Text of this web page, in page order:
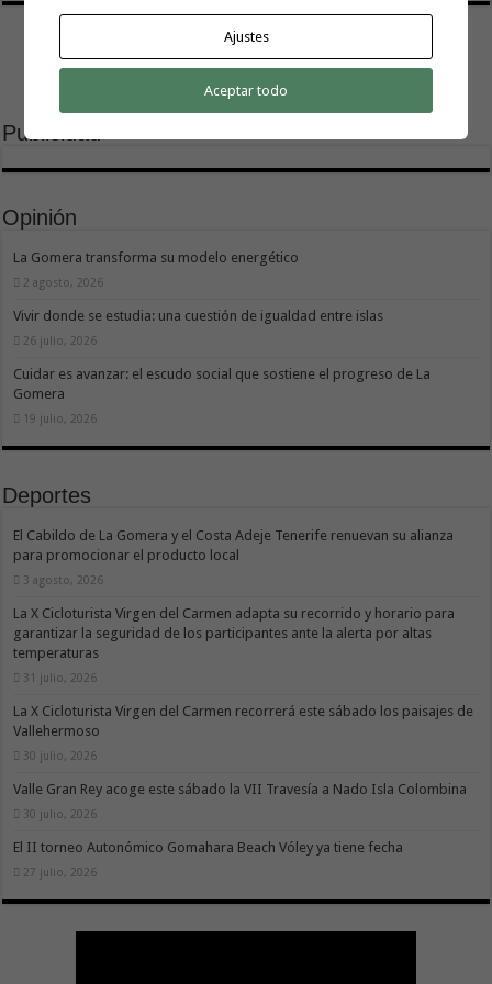
Publicidad
Opinión
La Gomera transforma su modelo energético
2 agosto, 2026
Vivir donde se estudia: una cuestión de igualdad entre islas
26 julio, 2026
Cuidar es avanzar: el escudo social que sostiene el progreso de La
Gomera
19 julio, 2026
Deportes
El Cabildo de La Gomera y el Costa Adeje Tenerife renuevan su alianza
para promocionar el producto local
3 agosto, 2026
La X Cicloturista Virgen del Carmen adapta su recorrido y horario para
garantizar la seguridad de los participantes ante la alerta por altas
temperaturas
31 julio, 2026
La X Cicloturista Virgen del Carmen recorrerá este sábado los paisajes de
Vallehermoso
30 julio, 2026
Valle Gran Rey acoge este sábado la VII Travesía a Nado Isla Colombina
30 julio, 2026
El II torneo Autonómico Gomahara Beach Vóley ya tiene fecha
27 julio, 2026
Ajustes
Aceptar todo